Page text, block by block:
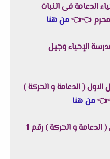
الدعامة فى النبات
👈
👈من هنا
الإحياء وجيل
الاول ( الدعامة و الحركة )
👈من هنا
امتحان الكتروني أحياء درس ( الدعامة و الحركة ) رقم 1